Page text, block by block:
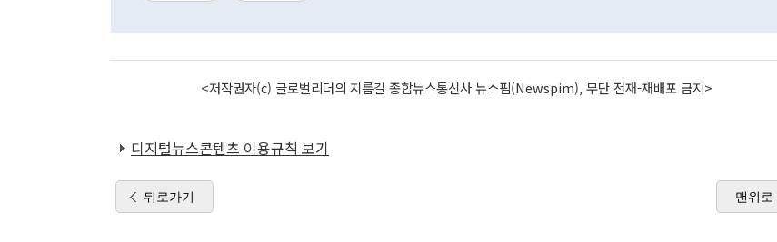
<저작권자(c) 글로벌리더의 지름길 종합뉴스통신사 뉴스핌(Newspim), 무단 전재-재배포 금지>
디지털뉴스콘텐츠 이용규칙 보기
뒤로가기 맨위로